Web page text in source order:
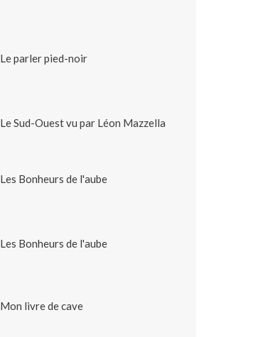
Le parler pied-noir
Le Sud-Ouest vu par Léon Mazzella
Les Bonheurs de l'aube
Les Bonheurs de l'aube
Mon livre de cave